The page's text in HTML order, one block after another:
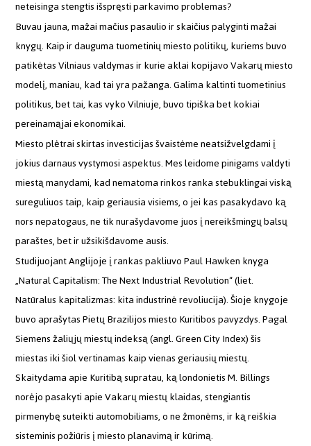
neteisinga stengtis išspręsti parkavimo problemas?
Buvau jauna, mažai mačius pasaulio ir skaičius palyginti mažai
knygų. Kaip ir dauguma tuometinių miesto politikų, kuriems buvo
patikėtas Vilniaus valdymas ir kurie aklai kopijavo Vakarų miesto
modelį, maniau, kad tai yra pažanga. Galima kaltinti tuometinius
politikus, bet tai, kas vyko Vilniuje, buvo tipiška bet kokiai
pereinamąjai ekonomikai.
Miesto plėtrai skirtas investicijas švaistėme neatsižvelgdami į
jokius darnaus vystymosi aspektus. Mes leidome pinigams valdyti
miestą manydami, kad nematoma rinkos ranka stebuklingai viską
sureguliuos taip, kaip geriausia visiems, o jei kas pasakydavo ką
nors nepatogaus, ne tik nurašydavome juos į nereikšmingų balsų
paraštes, bet ir užsikišdavome ausis.
Studijuojant Anglijoje į rankas pakliuvo Paul Hawken knyga
„Natural Capitalism: The Next Industrial Revolution“ (liet.
Natūralus kapitalizmas: kita industrinė revoliucija). Šioje knygoje
buvo aprašytas Pietų Brazilijos miesto Kuritibos pavyzdys. Pagal
Siemens žaliųjų miestų indeksą (angl. Green City Index) šis
miestas iki šiol vertinamas kaip vienas geriausių miestų.
Skaitydama apie Kuritibą supratau, ką londonietis M. Billings
norėjo pasakyti apie Vakarų miestų klaidas, stengiantis
pirmenybę suteikti automobiliams, o ne žmonėms, ir ką reiškia
sisteminis požiūris į miesto planavimą ir kūrimą.